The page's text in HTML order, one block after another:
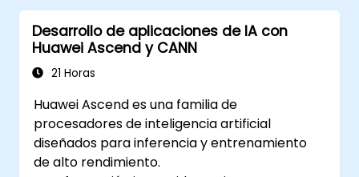
Desarrollo de aplicaciones de IA con
Huawei Ascend y CANN
21 Horas
Huawei Ascend es una familia de
procesadores de inteligencia artificial
diseñados para inferencia y entrenamiento
de alto rendimiento.